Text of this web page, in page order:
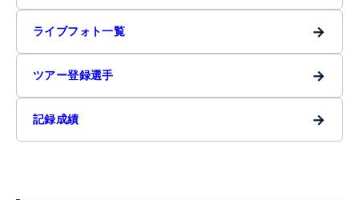
ライブフォト一覧 →
ツアー登録選手 →
記録成績 →